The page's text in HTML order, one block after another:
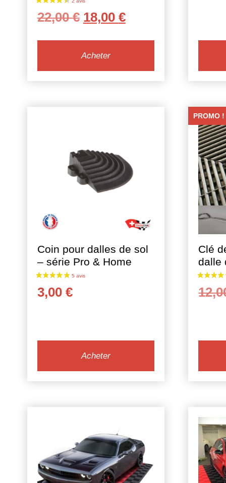
22,00€ Le
initial
22,00 €.
18,00 €Le
18,00 €.
Acheter
Coin pour dalles de sol
– série Pro & Home
3,00 €
Acheter
PROMO !
Clé
dalle